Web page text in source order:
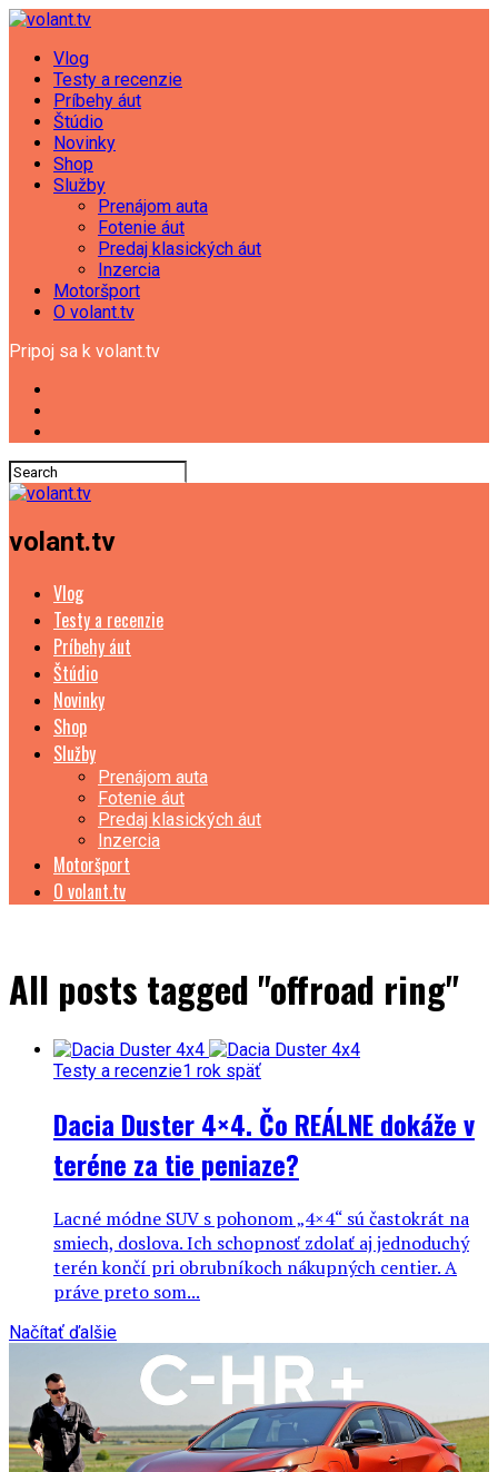
Vlog
Testy a recenzie
Príbehy áut
Štúdio
Novinky
Shop
Služby
Prenájom auta
Fotenie áut
Predaj klasických áut
Inzercia
Motoršport
O volant.tv
Pripoj sa k volant.tv
volant.tv
Vlog
Testy a recenzie
Príbehy áut
Štúdio
Novinky
Shop
Služby
Prenájom auta
Fotenie áut
Predaj klasických áut
Inzercia
Motoršport
O volant.tv
All posts tagged "offroad ring"
Testy a recenzie1 rok späť
Dacia Duster 4×4. Čo REÁLNE dokáže v
teréne za tie peniaze?
Lacné módne SUV s pohonom „4×4“ sú častokrát na
smiech, doslova. Ich schopnosť zdolať aj jednoduchý
terén končí pri obrubníkoch nákupných centier. A
práve preto som...
Načítať ďalšie